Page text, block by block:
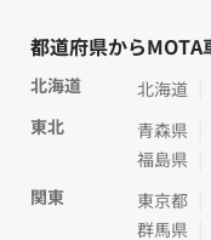
都道府県から
北海道
北海道
東北
青森県
福島県
関東
東京都
群馬県